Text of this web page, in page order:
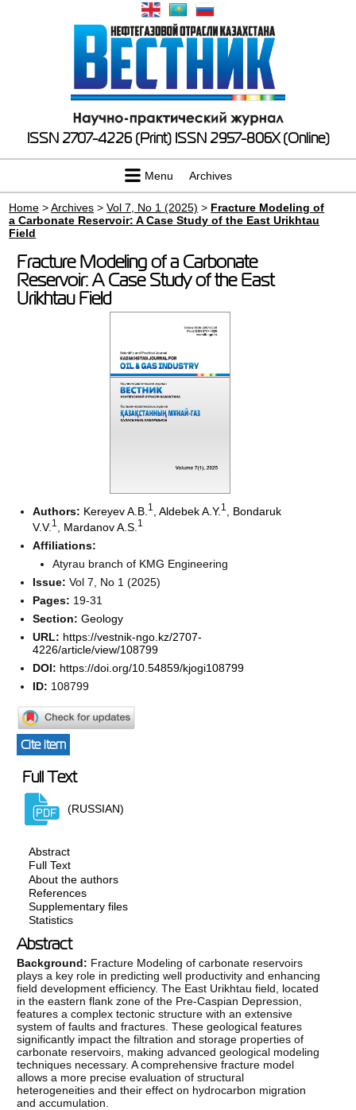
ISSN 2707-4226 (Print) ISSN 2957-806X (Online)
Menu Archives
Home >Archives >Vol 7, No 1 (2025) > Fracture Modeling of
a Carbonate Reservoir: A Case Study of the East Urikhtau
Field
Fracture Modeling of a Carbonate
Reservoir: A Case Study of the East
Urikhtau Field
Authors: Kereyev A.B. 1 ,Aldebek A.Y. 1
Bondaruk
V.V. 1 Mardanov A.S. 1
Affiliations:
Atyrau branch of KMG Engineering
Issue:Vol 7, No 1 (2025)
Pages: 19-31
Section:Geology
URL: https://vestnik-ngo.kz/2707-
4226/article/view/108799
DOI: https://doi.org/10.54859/kjogi108799
ID: 108799
Cite item
Full Text
(RUSSIAN)
Abstract
Full Text
About the authors
References
Supplementary files
Statistics
Abstract
Background: Fracture Modeling of carbonate reservoirs
plays a key role in predicting well productivity and enhancing
field development efficiency. The East Urikhtau field, located
in the eastern flank zone of the Pre-Caspian Depression,
features a complex tectonic structure with an extensive
system of faults and fractures. These geological features
significantly impact the filtration and storage properties of
carbonate reservoirs, making advanced geological modeling
techniques necessary. A comprehensive fracture model
allows a more precise evaluation of structural
heterogeneities and their effect on hydrocarbon migration
and accumulation.